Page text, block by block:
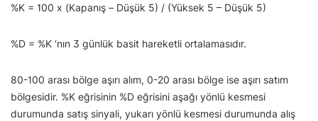
%K = 100 x (Kapanış – Düşük 5) / (Yüksek 5 – Düşük 5)
%D = %K ‘nın 3 günlük basit hareketli ortalamasıdır.
80-100 arası bölge aşırı alım, 0-20 arası bölge ise aşırı satım
bölgesidir. %K eğrisinin %D eğrisini aşağı yönlü kesmesi
durumunda satış sinyali, yukarı yönlü kesmesi durumunda alış